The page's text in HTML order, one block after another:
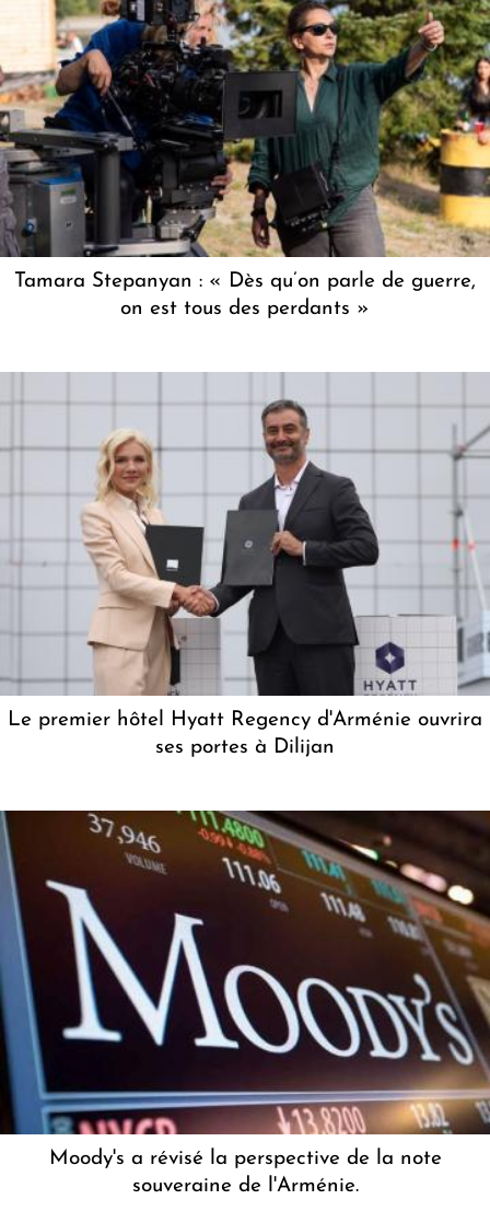
Tamara Stepanyan : « Dès qu’on parle de guerre,
on est tous des perdants »
Le premier hôtel Hyatt Regency d'Arménie ouvrira
ses portes à Dilijan
Moody's a révisé la perspective de la note
souveraine de l'Arménie.